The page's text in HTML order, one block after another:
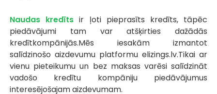
Naudas kredīts ir ļoti pieprasīts kredīts, tāpēc
piedāvājumi tam var atšķirties dažādās
kredītkompānijās.Mēs iesakām izmantot
salīdzinošo aizdevumu platformu elizings.lv.Tikai ar
vienu pieteikumu un bez maksas varēsi salīdzināt
vadošo kredītu kompāniju piedāvājumus
interesējošajam aizdevumam.